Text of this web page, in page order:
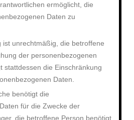
ermöglicht, die
Daten zu
ist unrechtmäßig, die betroffene
der personenbezogenen
stattdessen die Einschränkung
Daten.
benötigt die
für die Zwecke der
die betroffene Person benötigt